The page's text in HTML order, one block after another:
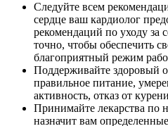
Следуйте всем
сердце ваш кардиолог
рекомендаций по уходу за
точно, чтобы обеспечить
благоприятный режим
Поддерживайте здоровый
правильное питание,
активность, отказ от
Принимайте лекарства по
назначит вам